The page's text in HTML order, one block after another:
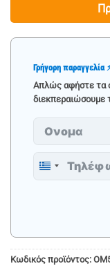
Γρήγορη παραγγελία
Απλώς αφήστε τα
διεκπεραιώσουμε
Greece
Κωδικός προϊόντος: